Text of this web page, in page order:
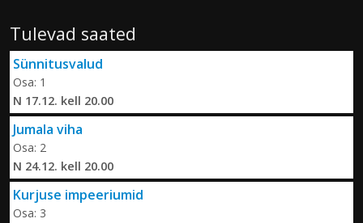
Tulevad saated
Sünnitusvalud
Osa: 1
N 17.12. kell 20.00
Jumala viha
Osa: 2
N 24.12. kell 20.00
Kurjuse impeeriumid
Osa: 3